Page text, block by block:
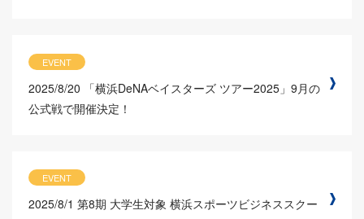
EVENT
2025/8/20
「横浜DeNAベイスターズ ツアー2025」9月の
公式戦で開催決定！
EVENT
2025/8/1 第8期 大学生対象 横浜スポーツビジネススクー